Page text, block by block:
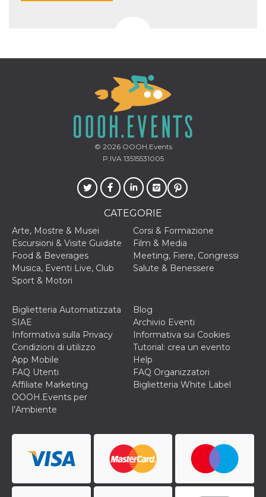
© 2026OOOH.Events
P.IVA 13515531005
CATEGORIE
Arte, Mostre & Musei
Corsi & Formazione
Escursioni & Visite Guidate
Film & Media
Food & Beverages
Meeting, Fiere, Congressi
Musica, Eventi Live, Club
Salute & Benessere
Sport & Motori
Biglietteria Automatizzata
SIAE
Blog
Archivio Eventi
Informativa sulla Privacy
Informativa sui Cookies
Condizioni di utilizzo
Tutorial: crea un evento
App Mobile
Help
FAQ Utenti
FAQ Organizzatori
Affiliate Marketing
Biglietteria White Label
OOOH.Events per
l’Ambiente